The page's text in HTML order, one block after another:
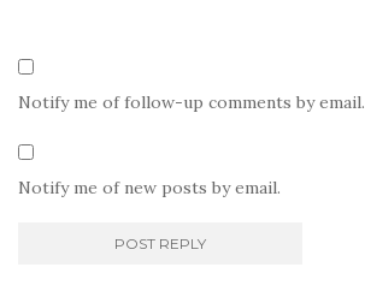
Notify me of follow-up comments by email.
Notify me of new posts by email.